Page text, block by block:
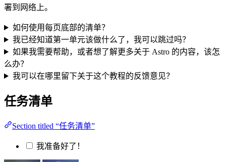
署到网络上。
如何使用每页底部的清单？
我已经知道第一单元该做什么了，我可以跳过吗？
如果我需要帮助，或者想了解更多关于 Astro 的内容，该怎
么办？
我可以在哪里留下关于这个教程的反馈意见？
任务清单
Section titled “任务清单”
我准备好了！